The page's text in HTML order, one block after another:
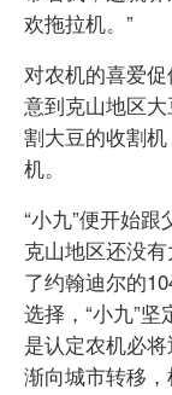
欢拖拉机。”
对农机的喜爱
意到克山地区
割大豆的收割
机。
“小九”便开始
克山地区还没
了约翰迪尔的
选择，“小九”
是认定农机必
渐向城市转移